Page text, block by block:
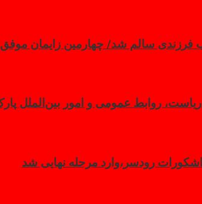
فرزندی سالم شد/ چهارمین زایمان
روابط عمومی و امور بین‌الملل